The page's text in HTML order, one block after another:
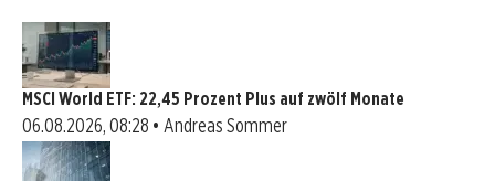
MSCI World ETF: 22,45 Prozent Plus auf zwölf Monate
06.08.2026, 08:28 • Andreas Sommer